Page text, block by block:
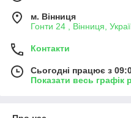
м. Вінниця
Гонти 24 , Вінниця,
Контакти
Сьогодні працює з
Показати весь графік